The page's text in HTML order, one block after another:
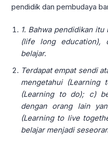
pendidik dan pembudaya
1. Bahwa pendidikan itu
(life long education),
belajar.
Terdapat empat sendi
mengetahui (Learning
(Learning to do); c)
dengan orang lain
(Learning to live
belajar menjadi